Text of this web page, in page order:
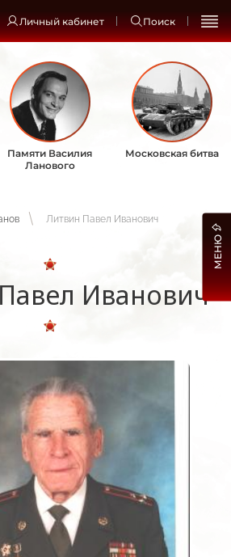
Личный кабинет Поиск
Памяти Василия
Ланового
Московская битва
Литвин Павел Иванович
Павел Иванович
МЕНЮ